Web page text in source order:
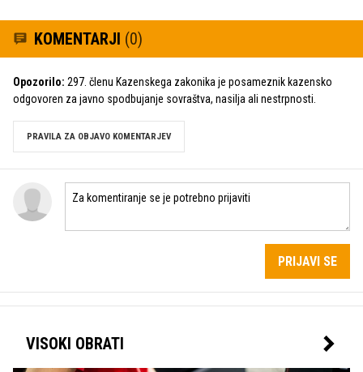
KOMENTARJI (0)
Opozorilo: 297. členu Kazenskega zakonika je posameznik kazensko
odgovoren za javno spodbujanje sovraštva, nasilja ali nestrpnosti.
PRAVILA ZA OBJAVO KOMENTARJEV
PRIJAVI SE
VISOKI OBRATI